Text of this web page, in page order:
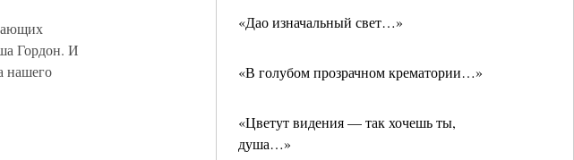
«Дао изначальный свет…»
«В голубом прозрачном крематории…»
«Цветут видения — так хочешь ты,
душа…»
Гордон. И
нашего